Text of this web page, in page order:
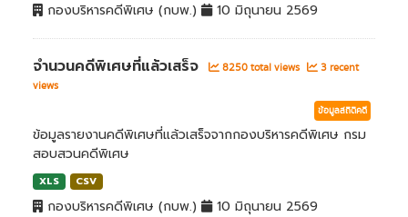
กองบริหารคดีพิเศษ (กบพ.) 10 มิถุนายน 2569
จำนวนคดีพิเศษที่แล้วเสร็จ 8250 total views
3 recent
views
ข้อมูลสถิติคดี
ข้อมูลรายงานคดีพิเศษที่แล้วเสร็จจากกองบริหารคดีพิเศษ กรม
สอบสวนคดีพิเศษ
XLS CSV
กองบริหารคดีพิเศษ (กบพ.) 10 มิถุนายน 2569